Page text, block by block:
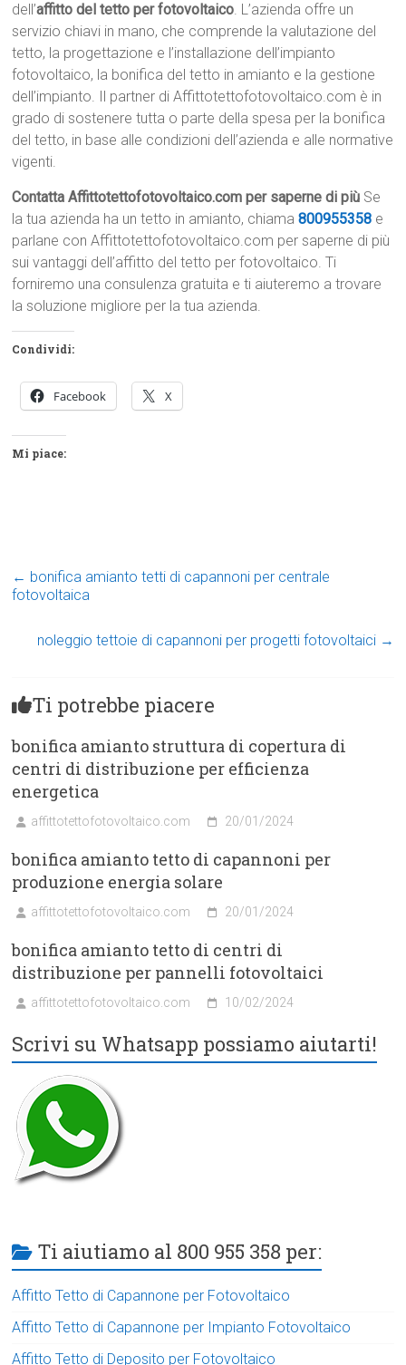
dell’affitto del tetto per fotovoltaico. L’azienda offre un
servizio chiavi in mano, che comprende la valutazione del
tetto, la progettazione e l’installazione dell’impianto
fotovoltaico, la bonifica del tetto in amianto e la gestione
dell’impianto. Il partner di Affittotettofotovoltaico.com è in
grado di sostenere tutta o parte della spesa per la bonifica
del tetto, in base alle condizioni dell’azienda e alle normative
vigenti.
Contatta Affittotettofotovoltaico.com per saperne di più Se
la tua azienda ha un tetto in amianto, chiama800955358 e
parlane con Affittotettofotovoltaico.com per saperne di più
sui vantaggi dell’affitto del tetto per fotovoltaico. Ti
forniremo una consulenza gratuita e ti aiuteremo a trovare
la soluzione migliore per la tua azienda.
Condividi:
Facebook X
Mi piace:
← bonifica amianto tetti di capannoni per centrale
fotovoltaica
noleggio tettoie di capannoni per progetti fotovoltaici →
Ti potrebbe piacere
bonifica amianto struttura di copertura di
centri di distribuzione per efficienza
energetica
affittotettofotovoltaico.com 20/01/2024
bonifica amianto tetto di capannoni per
produzione energia solare
affittotettofotovoltaico.com 20/01/2024
bonifica amianto tetto di centri di
distribuzione per pannelli fotovoltaici
affittotettofotovoltaico.com 10/02/2024
Scrivi su Whatsapp possiamo aiutarti!
Ti aiutiamo al 800 955 358 per:
Affitto Tetto di Capannone per Fotovoltaico
Affitto Tetto di Capannone per Impianto Fotovoltaico
Affitto Tetto di Deposito per Fotovoltaico